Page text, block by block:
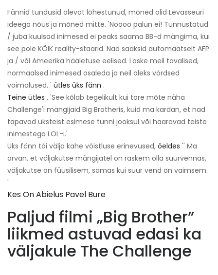
Fännid tundusid olevat lõhestunud, mõned olid Levasseuri
ideega nõus ja mõned mitte. 'Noooo palun ei! Tunnustatud
/ juba kuulsad inimesed ei peaks saama BB-d mängima, kui
see pole KÕIK reality-staarid. Nad saaksid automaatselt AFP
ja / või Ameerika hääletuse eelised. Laske meil tavalised,
normaalsed inimesed osaleda ja neil oleks võrdsed
võimalused, ' ütles üks fänn .
Teine ütles , 'See kõlab tegelikult kui tore mõte näha
Challenge'i mängijaid Big Brotheris, kuid ma kardan, et nad
tapavad üksteist esimese tunni jooksul või haaravad teiste
inimestega LOL-i.'
Üks fänn tõi välja kahe võistluse erinevused, öeldes '' Ma
arvan, et väljakutse mängijatel on raskem olla suurvennas,
väljakutse on füüsilisem, samas kui suur vend on vaimsem.
'
Kes On Abielus Pavel Bure
Paljud filmi „Big Brother”
liikmed astuvad edasi ka
väljakule The Challenge